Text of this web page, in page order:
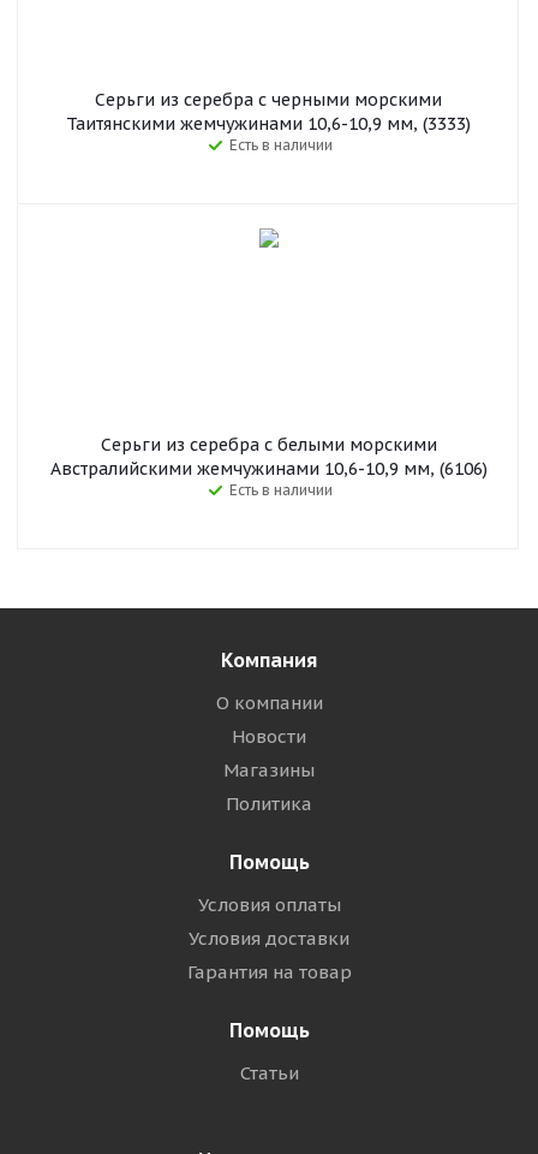
Серьги из серебра c черными морскими
Таитянскими жемчужинами 10,6-10,9 мм, (3333)
Есть в наличии
Серьги из серебра с белыми морскими
Австралийскими жемчужинами 10,6-10,9 мм, (6106)
Есть в наличии
Компания
О компании
Новости
Магазины
Политика
Помощь
Условия оплаты
Условия доставки
Гарантия на товар
Помощь
Статьи